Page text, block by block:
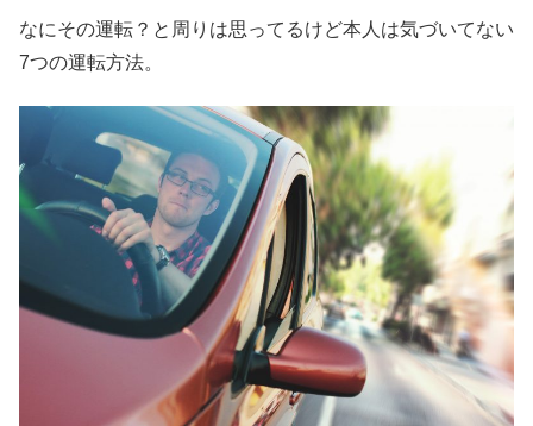
なにその運転？と周りは思ってるけど本人は気づいてない
7つの運転方法。